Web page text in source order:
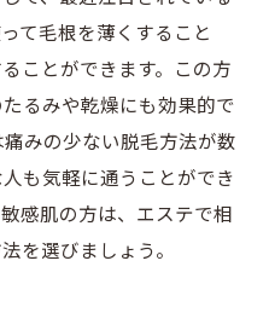
て毛根を薄くすること
ことができます。この方
るみや乾燥にも効果的で
みの少ない脱毛方法が数
も気軽に通うことができ
感肌の方は、エステで相
を選びましょう。